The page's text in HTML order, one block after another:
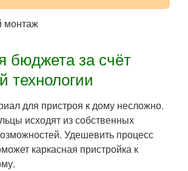
бюджета за счёт
технологии
для пристроя к дому несложно.
исходят из собственных
Удешевить процесс
каркасная пристройка к